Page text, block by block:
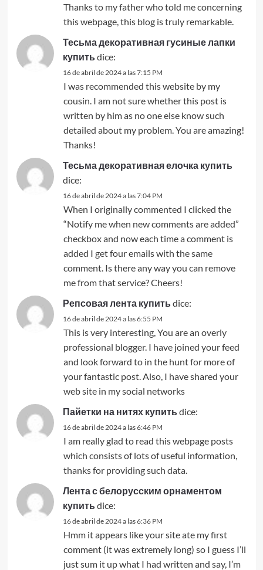
Thanks to my father who told me concerning
this webpage, this blog is truly remarkable.
Тесьма декоративная гусиные лапки
купить dice:
16 de abril de 2024 a las 7:15 PM
I was recommended this website by my
cousin. I am not sure whether this post is
written by him as no one else know such
detailed about my problem. You are amazing!
Thanks!
Тесьма декоративная елочка купить
dice:
16 de abril de 2024 a las 7:04 PM
When I originally commented I clicked the
“Notify me when new comments are added”
checkbox and now each time a comment is
added I get four emails with the same
comment. Is there any way you can remove
me from that service? Cheers!
Репсовая лента купить dice:
16 de abril de 2024 a las 6:55 PM
This is very interesting, You are an overly
professional blogger. I have joined your feed
and look forward to in the hunt for more of
your fantastic post. Also, I have shared your
web site in my social networks
Пайетки на нитях купить dice:
16 de abril de 2024 a las 6:46 PM
I am really glad to read this webpage posts
which consists of lots of useful information,
thanks for providing such data.
Лента с белорусским орнаментом
купить dice:
16 de abril de 2024 a las 6:36 PM
Hmm it appears like your site ate my first
comment (it was extremely long) so I guess I’ll
just sum it up what I had written and say, I’m